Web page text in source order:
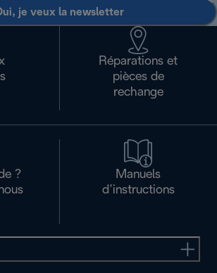
je veux la newsletter
Réparations et
pièces de
rechange
?
Manuels
d’instructions